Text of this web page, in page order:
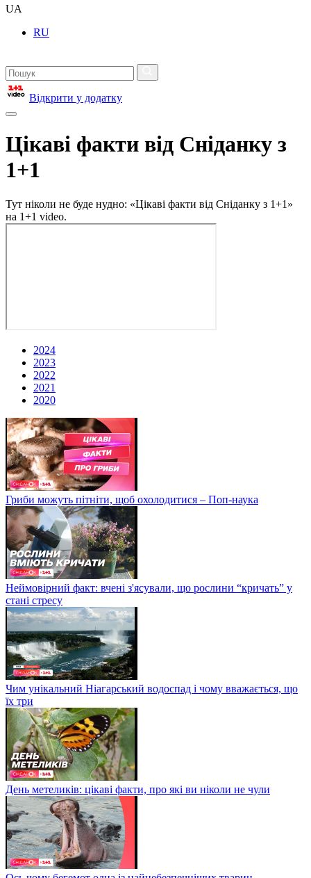
UA
RU
Відкрити у додатку
Цікаві факти від Сніданку з
1+1
Тут ніколи не буде нудно: «Цікаві факти від Сніданку з 1+1»
на 1+1 video.
2024
2023
2022
2021
2020
Гриби можуть пітніти, щоб охолодитися – Поп-наука
Неймовірний факт: вчені з'ясували, що рослини “кричать” у
стані стресу
Чим унікальний Ніагарський водоспад і чому вважається, що
їх три
День метеликів: цікаві факти, про які ви ніколи не чули